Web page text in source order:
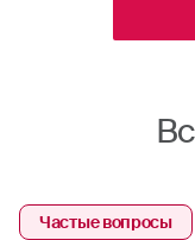
Частые вопросы